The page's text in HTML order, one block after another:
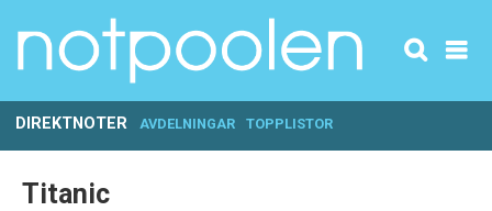
DIREKTNOTER AVDELNINGAR TOPPLISTOR
Titanic